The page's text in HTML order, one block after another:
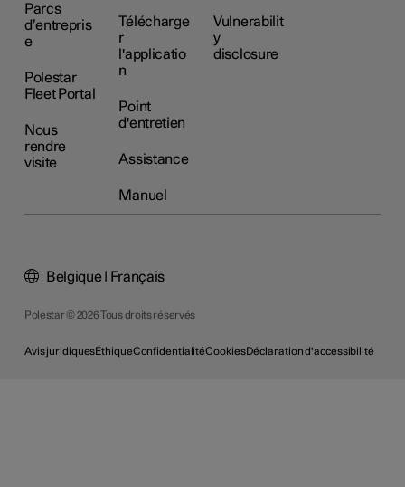
Parcs
d’entrepris
e
Polestar
Fleet Portal
Nous
rendre
visite
Télécharge
r
l'applicatio
n
Point
d'entretien
Assistance
Manuel
Vulnerabilit
y
disclosure
Polestar © 2026 Tous droits réservés
Avis juridiquesÉthiqueConfidentialitéCookiesDéclaration d'accessibilité
Belgique | Français